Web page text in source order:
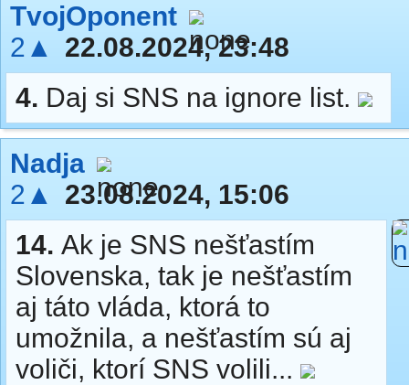
TvojOponent
2▲
22.08.2024, 23:48
4. Daj si SNS na ignore list.
Nadja
2▲
23.08.2024, 15:06
14. Ak je SNS nešťastím
Slovenska, tak je nešťastím
aj táto vláda, ktorá to
umožnila, a nešťastím sú aj
voliči, ktorí SNS volili...